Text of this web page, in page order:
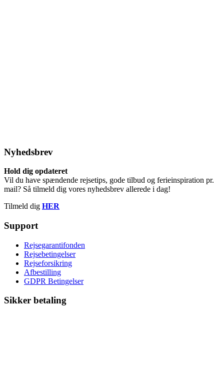
Nyhedsbrev
Hold dig opdateret
Vil du have spændende rejsetips, gode tilbud og ferieinspiration pr.
mail? Så tilmeld dig vores nyhedsbrev allerede i dag!
Tilmeld dig HER
Support
Rejsegarantifonden
Rejsebetingelser
Rejseforsikring
Afbestilling
GDPR Betingelser
Sikker betaling